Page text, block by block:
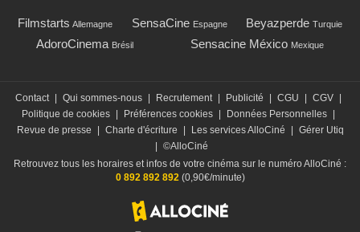
Filmstarts Allemagne SensaCine Espagne Beyazperde Turquie
AdoroCinema Brésil Sensacine México Mexique
Contact | Qui sommes-nous | Recrutement | Publicité | CGU | CGV |
Politique de cookies | Préférences cookies | Données Personnelles |
Revue de presse
| Charte d'écriture | Les services AlloCiné | Gérer Utiq
| ©AlloCiné
Retrouvez tous les horaires et infos de votre cinéma sur le numéro AlloCiné :
0 892 892 892 (0,90€/minute)